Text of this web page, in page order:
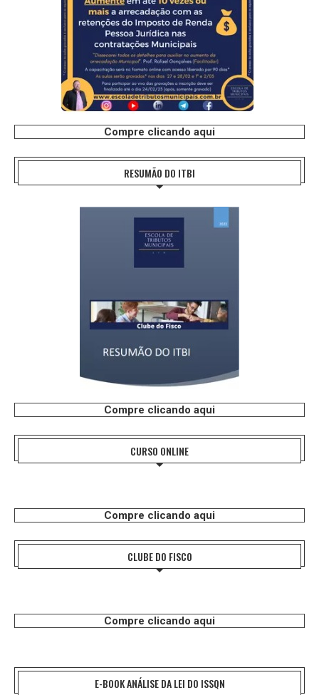
Compre clicando aqui
RESUMÃO DO ITBI
Compre clicando aqui
CURSO ONLINE
Compre clicando aqui
CLUBE DO FISCO
Compre clicando aqui
E-BOOK ANÁLISE DA LEI DO ISSQN